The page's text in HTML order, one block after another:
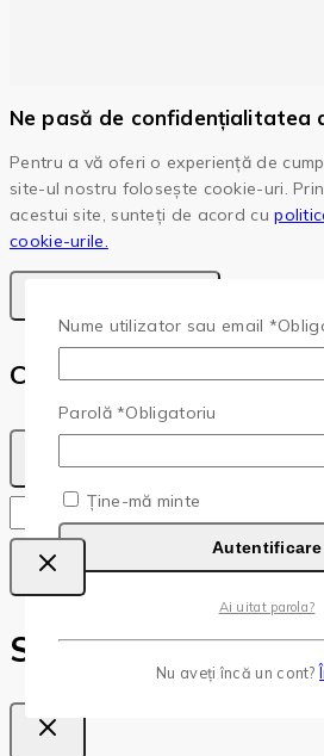
Ne pasă de confidențialitatea
Pentru a vă oferi o experiență de
site-ul nostru folosește cookie-uri.
acestui site, sunteți de acord cu
cookie-urile.
Cota
Nume utilizator sau email *
Parolă*Obligatoriu
Ține-mă minte
Autentificare
Ai uitat parola?
Nu aveți încă un cont?
Shopping Cart